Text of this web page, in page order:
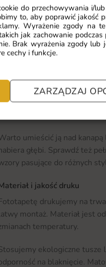
do przechowywania i/
to, aby poprawić jakość
Wyrażenie zgody na
jak zachowanie podczas
Brak wyrażenia zgody lub
cechy i funkcje.
ZARZĄDZAJ
klarowna kompozycja nadają
dodatkach.
Artysta postawił na
stylów aranżacji, od
które chcą nadać wnętrzu
Gdzie sprawdzi się
najlepiej prezentuje
Salon z taką ścianą zyskuje
umieścić ją nad
głębi. Sprawdź też
pasujące do różnych
i jakość druku
drukujemy na
montaż. Materiał jest
temperatury.
ekologiczne tusze
na blaknięcie.